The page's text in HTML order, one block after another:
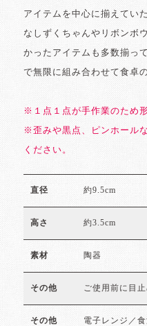
アイテムを中心に揃えてい
なしずくちゃんやリボンボ
かったアイテムも多数揃っ
で無限に組み合わせて食卓
※１点１点が手作業のため
※歪みや黒点、ピンホール
ください。
直径 約9.5cm
高さ 約3.5cm
素材 陶器
その他 ご使用前に目
その他 電子レンジ／